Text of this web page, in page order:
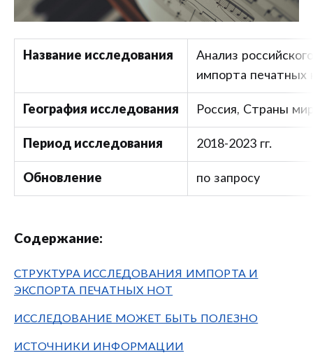
Название исследования
Анализ
импорта печатных
География исследования Россия, Страны
Период исследования 2018-2023 гг.
Обновление по запросу
Содержание:
СТРУКТУРА ИССЛЕДОВАНИЯ ИМПОРТА И
ЭКСПОРТА ПЕЧАТНЫХ НОТ
ИССЛЕДОВАНИЕ МОЖЕТ БЫТЬ ПОЛЕЗНО
ИСТОЧНИКИ ИНФОРМАЦИИ